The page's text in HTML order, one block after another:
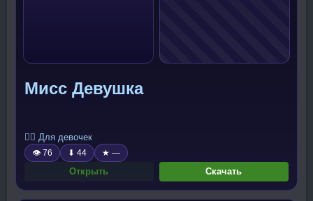
Мисс Девушка
🧍‍♀️ Для девочек
👁 76 ⬇ 44 ★ —
Открыть Скачать